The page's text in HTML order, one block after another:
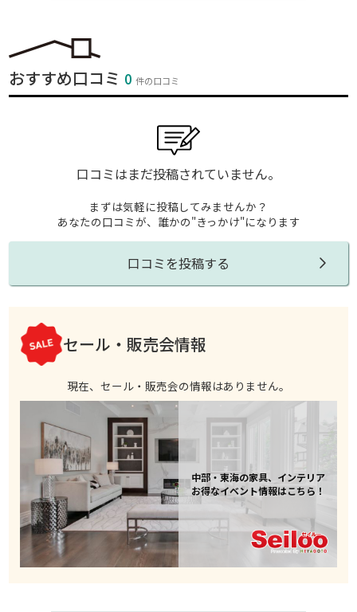
おすすめ口コミ 0件の口コミ
口コミはまだ投稿されていません。
まずは気軽に投稿してみませんか？
あなたの口コミが、誰かの"きっかけ"になります
口コミを投稿する
セール・販売会情報
現在、セール・販売会の情報はありません。
中部・東海の家具、インテリア
お得なイベント情報はこちら！